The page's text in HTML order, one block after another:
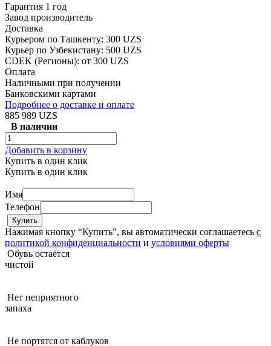
Гарантия 1 год
Завод производитель
Доставка
Курьером по Ташкенту: 300 UZS
Курьер по Узбекистану: 500 UZS
CDEK (Регионы): от 300 UZS
Оплата
Наличными при получении
Банковскими картами
Подробнее о доставке и оплате
885 989 UZS
В наличии
Добавить в корзину
Купить в один клик
Купить в один клик
Имя
Телефон
Нажимая кнопку “Купить”, вы автоматически соглашаетесь с
политикой конфиденциальности и условиями оферты
Обувь остаётся
чистой
Нет неприятного
запаха
Не портятся от каблуков